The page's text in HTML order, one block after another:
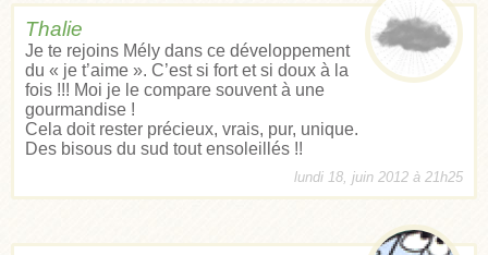
Thalie
Je te rejoins Mély dans ce développement
du « je t’aime ». C’est si fort et si doux à la
fois !!! Moi je le compare souvent à une
gourmandise !
Cela doit rester précieux, vrais, pur, unique.
Des bisous du sud tout ensoleillés !!
lundi 18, juin 2012 à 21h25